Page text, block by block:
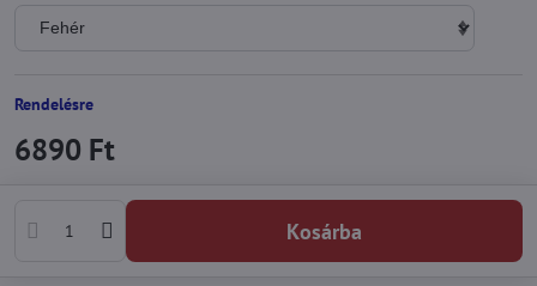
Rendelésre
6890 Ft
Kosárba